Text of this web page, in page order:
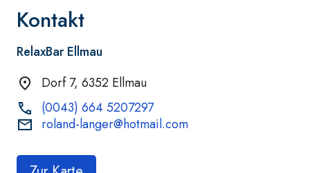
Kontakt
RelaxBar Ellmau
Dorf 7, 6352 Ellmau
(0043) 664 5207297
roland-langer@hotmail.com